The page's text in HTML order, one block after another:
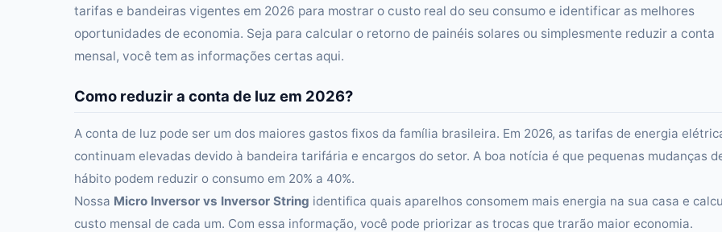
tarifas e bandeiras vigentes em 2026 para mostrar o custo real do seu consumo e identificar as melhores
oportunidades de economia. Seja para calcular o retorno de painéis solares ou simplesmente reduzir a conta
mensal, você tem as informações certas aqui.
Como reduzir a conta de luz em 2026?
A conta de luz pode ser um dos maiores gastos fixos da família brasileira. Em 2026, as tarifas de energia
continuam elevadas devido à bandeira tarifária e encargos do setor. A boa notícia é que pequenas mudanças
hábito podem reduzir o consumo em 20% a 40%.
Nossa Micro Inversor vs Inversor String identifica quais aparelhos consomem mais energia na sua casa e
custo mensal de cada um. Com essa informação, você pode priorizar as trocas que trarão maior economia.